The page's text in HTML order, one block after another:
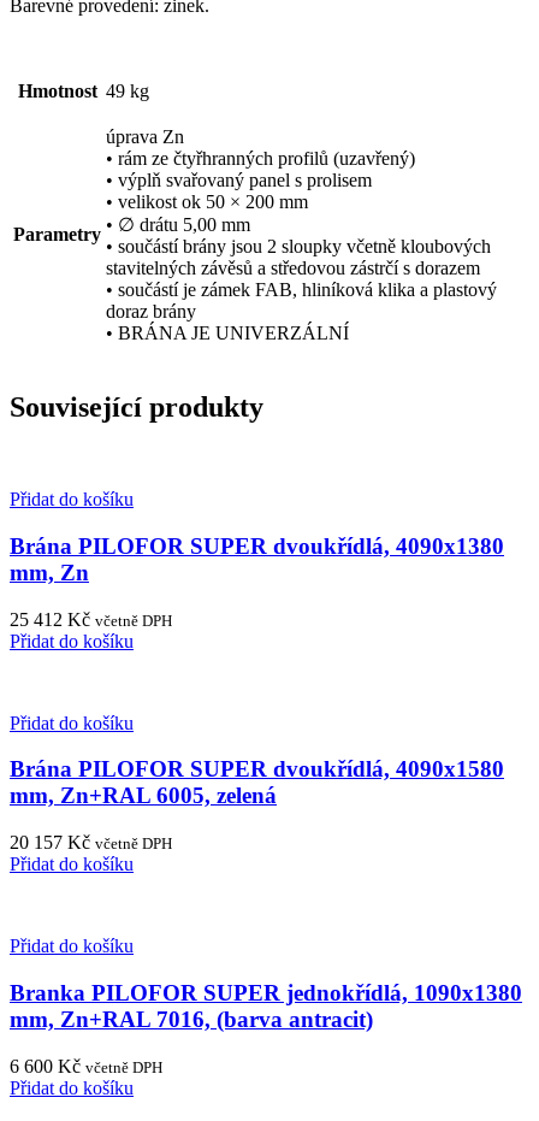
Barevné provedení: zinek.
Hmotnost 49 kg
Parametry
úprava Zn
• rám ze čtyřhranných profilů (uzavřený)
• výplň svařovaný panel s prolisem
• velikost ok 50 × 200 mm
• ∅ drátu 5,00 mm
• součástí brány jsou 2 sloupky včetně kloubových
stavitelných závěsů a středovou zástrčí s dorazem
• součástí je zámek FAB, hliníková klika a plastový
doraz brány
• BRÁNA JE UNIVERZÁLNÍ
Související produkty
Přidat do košíku
Brána PILOFOR SUPER dvoukřídlá, 4090x1380
mm, Zn
25 412 Kč včetně DPH
Přidat do košíku
Přidat do košíku
Brána PILOFOR SUPER dvoukřídlá, 4090x1580
mm, Zn+RAL 6005, zelená
20 157 Kč včetně DPH
Přidat do košíku
Přidat do košíku
Branka PILOFOR SUPER jednokřídlá, 1090x1380
mm, Zn+RAL 7016, (barva antracit)
6 600 Kč včetně DPH
Přidat do košíku